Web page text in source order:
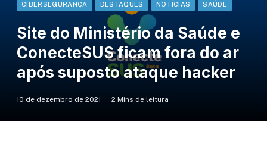
CIBERSEGURANÇA DESTAQUES NOTÍCIAS SAÚDE
Site do Ministério da Saúde e
ConecteSUS ficam fora do ar
após suposto ataque hacker
10 de dezembro de 2021 2 Mins de leitura